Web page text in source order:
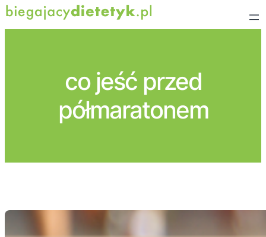
Przejdź
do
co jeść przed
półmaratonem